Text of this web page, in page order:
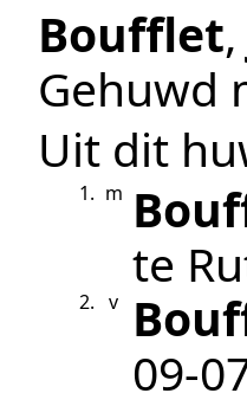
Boufflet,
Gehuwd
Uit dit
1. m
te
2. v